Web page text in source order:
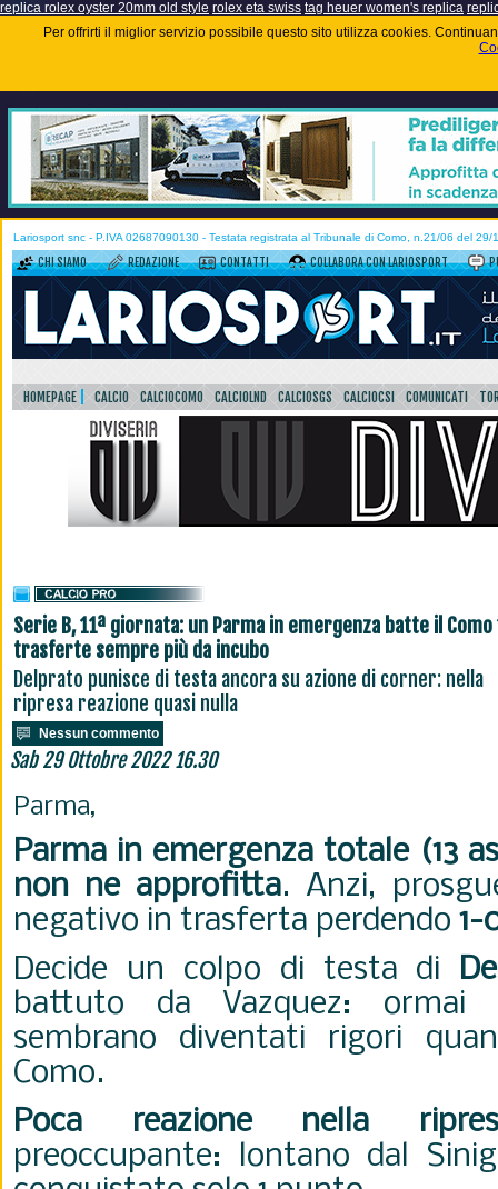
replica rolex oyster 20mm old style rolex eta swiss tag heuer women's replica
Per offrirti il miglior servizio possibile questo sito utilizza cookies.
Lariosport snc - P.IVA 02687090130 - Testata registrata al Tribunale di Como, n.21/06 del 29/
CHI SIAMO REDAZIONE CONTATTI COLLABORA CON LARIOSPORT
HOMEPAGE CALCIO CALCIOCOMO CALCIOLND CALCIOSGS CALCIOCSI COMUNICATI
Serie B, 11ª giornata: un Parma in emergenza batte il Como
trasferte sempre più da incubo
Delprato punisce di testa ancora su azione di corner: nella
ripresa reazione quasi nulla
Nessun commento
Sab 29 Ottobre 2022 16.30
Parma,
Parma in emergenza totale (13
non ne approfitta. Anzi,
negativo in trasferta perdendo 1-
Decide un colpo di testa di
battuto da Vazquez: ormai
sembrano diventati rigori
Como.
Poca reazione nella
preoccupante: lontano dal